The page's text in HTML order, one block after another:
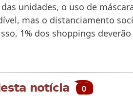
das unidades, o uso de
mas o distanciamento
1% dos shoppings
notícia 0